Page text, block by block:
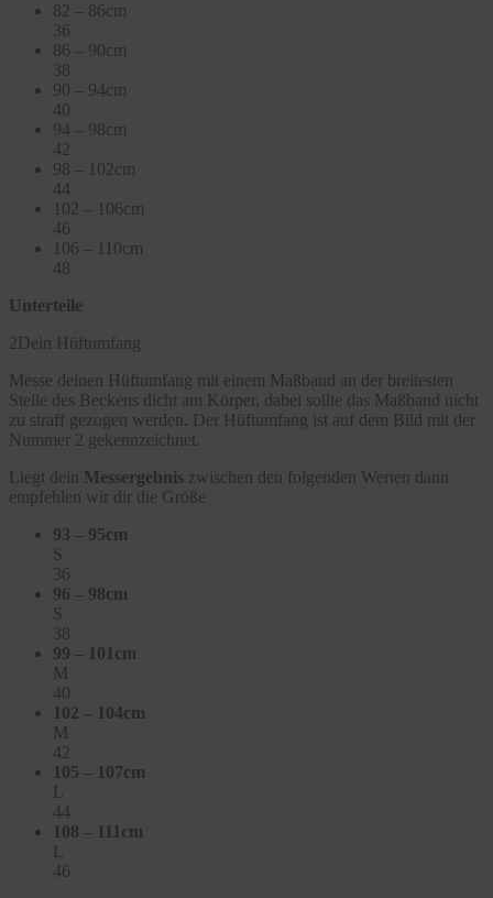
82 – 86cm
36
86 – 90cm
38
90 – 94cm
40
94 – 98cm
42
98 – 102cm
44
102 – 106cm
46
106 – 110cm
48
Unterteile
2Dein Hüftumfang
Messe deinen Hüftumfang mit einem Maßband an der breitesten
Stelle des Beckens dicht am Körper, dabei sollte das Maßband nicht
zu straff gezogen werden. Der Hüftumfang ist auf dem Bild mit der
Nummer 2 gekennzeichnet.
Liegt dein Messergebnis zwischen den folgenden Werten dann
empfehlen wir dir die Größe
93 – 95cm
S
36
96 – 98cm
S
38
99 – 101cm
M
40
102 – 104cm
M
42
105 – 107cm
L
44
108 – 111cm
L
46